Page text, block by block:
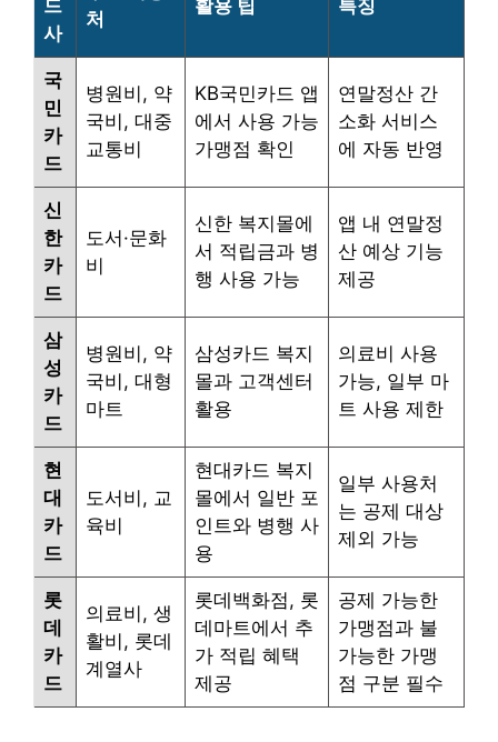
드
사
처
활용 팁 특징
국
민
카
드
병원비, 약
국비, 대중
교통비
KB국민카드 앱
에서 사용 가능
가맹점 확인
연말정산 간
소화 서비스
에 자동 반영
신
한
카
드
도서·문화
비
신한 복지몰에
서 적립금과 병
행 사용 가능
앱 내 연말정
산 예상 기능
제공
삼
성
카
드
병원비, 약
국비, 대형
마트
삼성카드 복지
몰과 고객센터
활용
의료비 사용
가능, 일부 마
트 사용 제한
현
대
카
드
도서비, 교
육비
현대카드 복지
몰에서 일반 포
인트와 병행 사
용
일부 사용처
는 공제 대상
제외 가능
롯
데
카
드
의료비, 생
활비, 롯데
계열사
롯데백화점, 롯
데마트에서 추
가 적립 혜택
제공
공제 가능한
가맹점과 불
가능한 가맹
점 구분 필수